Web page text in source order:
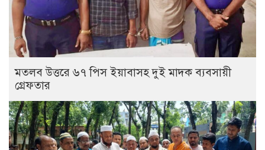
মতলব উত্তরে ৬৭ পিস ইয়াবাসহ দুই মাদক ব্যবসায়ী
গ্রেফতার